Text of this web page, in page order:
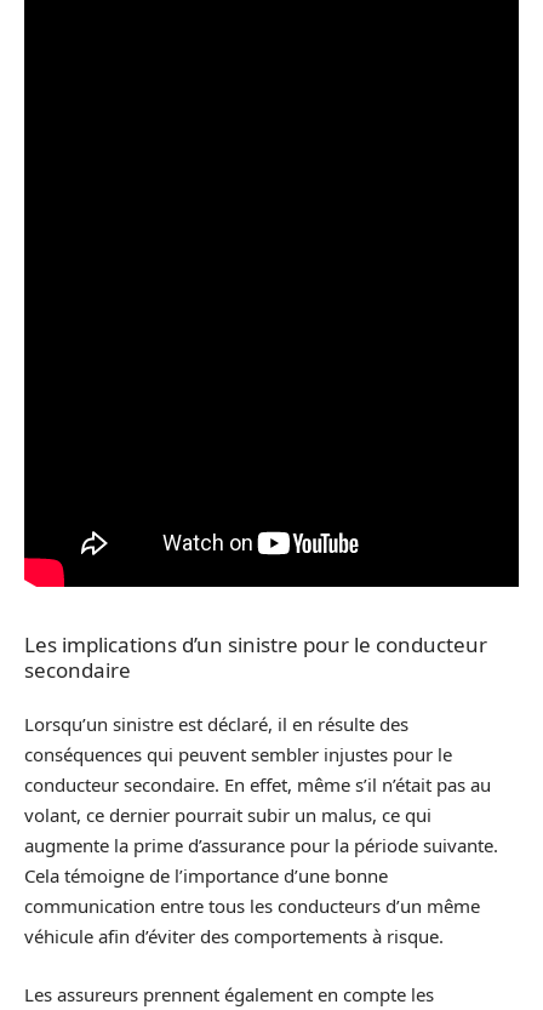
Les implications d’un sinistre pour le conducteur
secondaire
Lorsqu’un sinistre est déclaré, il en résulte des
conséquences qui peuvent sembler injustes pour le
conducteur secondaire. En effet, même s’il n’était pas au
volant, ce dernier pourrait subir un malus, ce qui
augmente la prime d’assurance pour la période suivante.
Cela témoigne de l’importance d’une bonne
communication entre tous les conducteurs d’un même
véhicule afin d’éviter des comportements à risque.
Les assureurs prennent également en compte les